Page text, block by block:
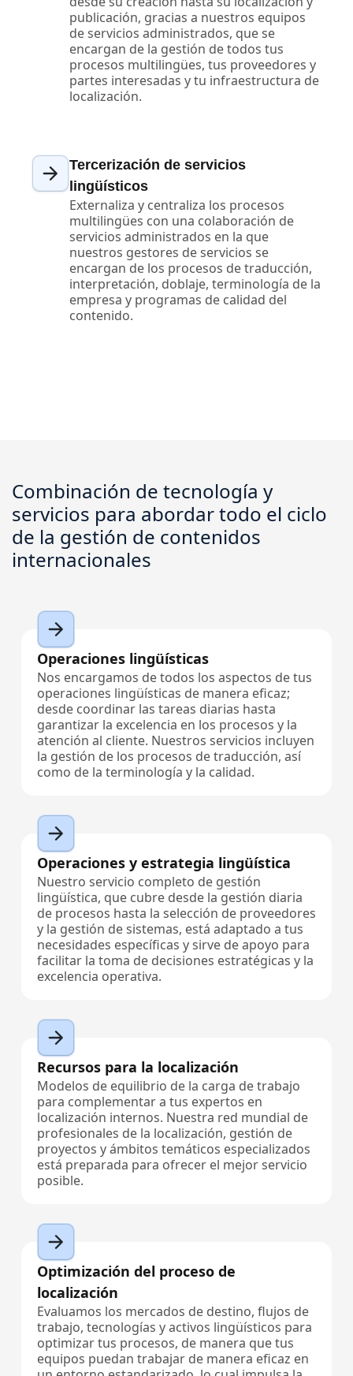
publicación, gracias a nuestros equipos
de servicios administrados, que se
encargan de la gestión de todos tus
procesos multilingües, tus proveedores y
partes interesadas y tu infraestructura de
localización.
Tercerización de servicios
lingüísticos
Externaliza y centraliza los procesos
multilingües con una colaboración de
servicios administrados en la que
nuestros gestores de servicios se
encargan de los procesos de traducción,
interpretación, doblaje, terminología de la
empresa y programas de calidad del
contenido.
Combinación de tecnología y
servicios para abordar todo el ciclo
de la gestión de contenidos
internacionales
Operaciones lingüísticas
Nos encargamos de todos los aspectos de tus
operaciones lingüísticas de manera eficaz;
desde coordinar las tareas diarias hasta
garantizar la excelencia en los procesos y la
atención al cliente. Nuestros servicios incluyen
la gestión de los procesos de traducción, así
como de la terminología y la calidad.
Operaciones y estrategia lingüística
Nuestro servicio completo de gestión
lingüística, que cubre desde la gestión diaria
de procesos hasta la selección de proveedores
y la gestión de sistemas, está adaptado a tus
necesidades específicas y sirve de apoyo para
facilitar la toma de decisiones estratégicas y la
excelencia operativa.
Recursos para la localización​
Modelos de equilibrio de la carga de trabajo
para complementar a tus expertos en
localización internos. Nuestra red mundial de
profesionales de la localización, gestión de
proyectos y ámbitos temáticos especializados
está preparada para ofrecer el mejor servicio
posible.
Optimización del proceso de
localización
Evaluamos los mercados de destino, flujos de
trabajo, tecnologías y activos lingüísticos para
optimizar tus procesos, de manera que tus
equipos puedan trabajar de manera eficaz en